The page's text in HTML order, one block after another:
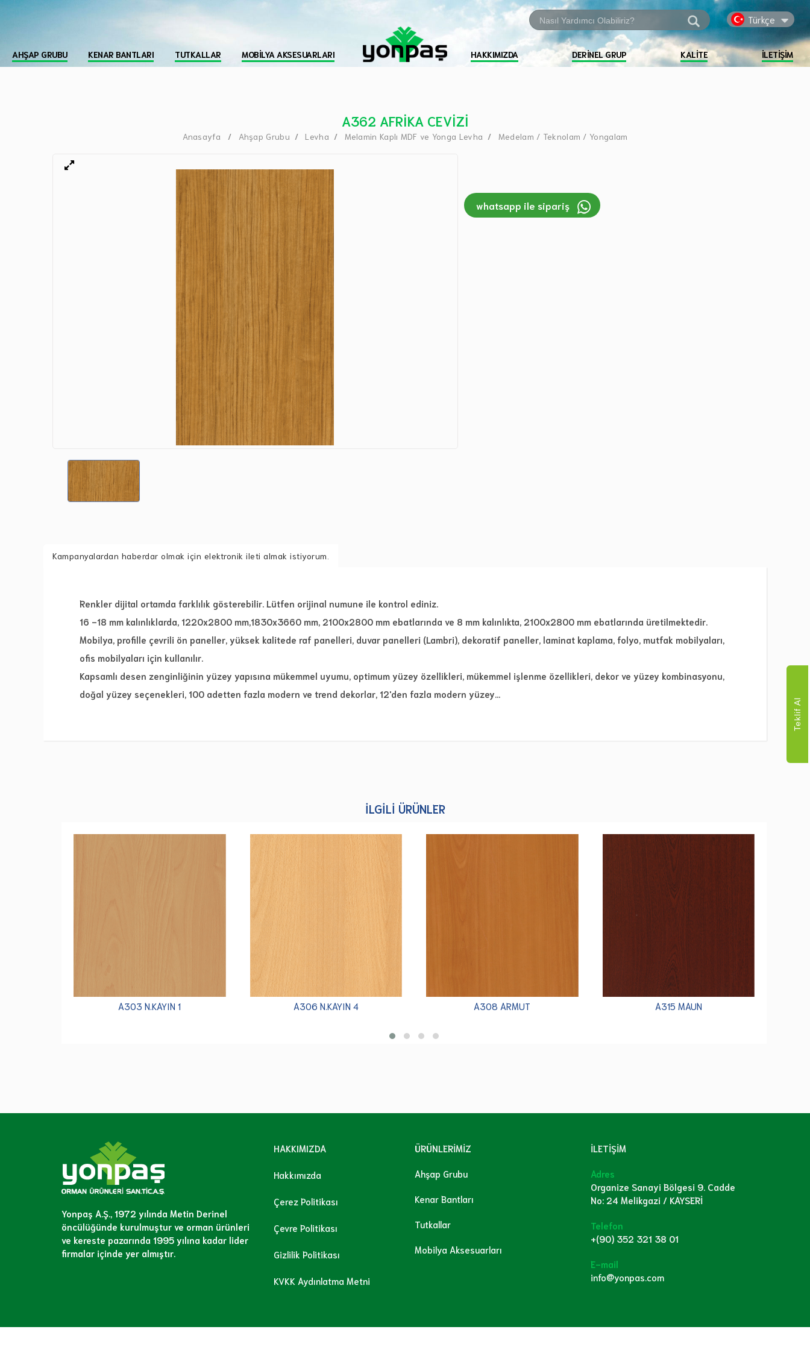
Türkçe
AHŞAP GRUBU KENAR BANTLARI TUTKALLAR MOBILYA AKSESUARLARI HAKKIMIZDA DERINEL GRUP KALITE İLETIŞIM
A362 AFRİKA CEVİZİ
Anasayfa Ahşap Grubu Levha Melamin Kaplı MDF ve Yonga Levha Medelam / Teknolam / Yongalam
whatsapp ile sipariş
Kampanyalardan haberdar olmak için elektronik ileti almak istiyorum.
Renkler dijital ortamda farklılık gösterebilir. Lütfen orijinal numune ile kontrol ediniz.
16 -18 mm kalınlıklarda, 1220x2800 mm,1830x3660 mm, 2100x2800 mm ebatlarında ve 8 mm kalınlıkta, 2100x2800 mm ebatlarında üretilmektedir.
Mobilya, profille çevrili ön paneller, yüksek kalitede raf panelleri, duvar panelleri (Lambri), dekoratif paneller, laminat kaplama, folyo, mutfak mobilyaları,
ofis mobilyaları için kullanılır.
Kapsamlı desen zenginliğinin yüzey yapısına mükemmel uyumu, optimum yüzey özellikleri, mükemmel işlenme özellikleri, dekor ve yüzey kombinasyonu,
doğal yüzey seçenekleri, 100 adetten fazla modern ve trend dekorlar, 12'den fazla modern yüzey…
İLGILI ÜRÜNLER
A303 N.KAYIN 1 A306 N.KAYIN 4 A308 ARMUT A315 MAUN
Teklif Al
Yonpaş A.Ş., 1972 yılında Metin Derinel
öncülüğünde kurulmuştur ve orman ürünleri
ve kereste pazarında 1995 yılına kadar lider
firmalar içinde yer almıştır.
HAKKIMIZDA
Hakkımızda
Çerez Politikası
Çevre Politikası
Gizlilik Politikası
KVKK Aydınlatma Metni
ÜRÜNLERİMİZ
Ahşap Grubu
Kenar Bantları
Tutkallar
Mobilya Aksesuarları
İLETİŞİM
Adres
Organize Sanayi Bölgesi 9. Cadde
No: 24 Melikgazi / KAYSERİ
Telefon
+(90) 352 321 38 01
E-mail
info@yonpas.com